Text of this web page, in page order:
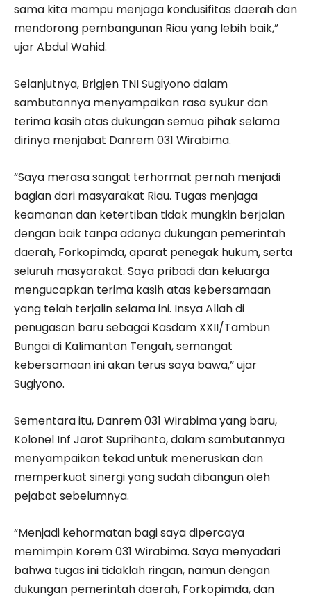
sama kita mampu menjaga kondusifitas daerah dan
mendorong pembangunan Riau yang lebih baik,”
ujar Abdul Wahid.
Selanjutnya, Brigjen TNI Sugiyono dalam
sambutannya menyampaikan rasa syukur dan
terima kasih atas dukungan semua pihak selama
dirinya menjabat Danrem 031 Wirabima.
“Saya merasa sangat terhormat pernah menjadi
bagian dari masyarakat Riau. Tugas menjaga
keamanan dan ketertiban tidak mungkin berjalan
dengan baik tanpa adanya dukungan pemerintah
daerah, Forkopimda, aparat penegak hukum, serta
seluruh masyarakat. Saya pribadi dan keluarga
mengucapkan terima kasih atas kebersamaan
yang telah terjalin selama ini. Insya Allah di
penugasan baru sebagai Kasdam XXII/Tambun
Bungai di Kalimantan Tengah, semangat
kebersamaan ini akan terus saya bawa,” ujar
Sugiyono.
Sementara itu, Danrem 031 Wirabima yang baru,
Kolonel Inf Jarot Suprihanto, dalam sambutannya
menyampaikan tekad untuk meneruskan dan
memperkuat sinergi yang sudah dibangun oleh
pejabat sebelumnya.
“Menjadi kehormatan bagi saya dipercaya
memimpin Korem 031 Wirabima. Saya menyadari
bahwa tugas ini tidaklah ringan, namun dengan
dukungan pemerintah daerah, Forkopimda, dan